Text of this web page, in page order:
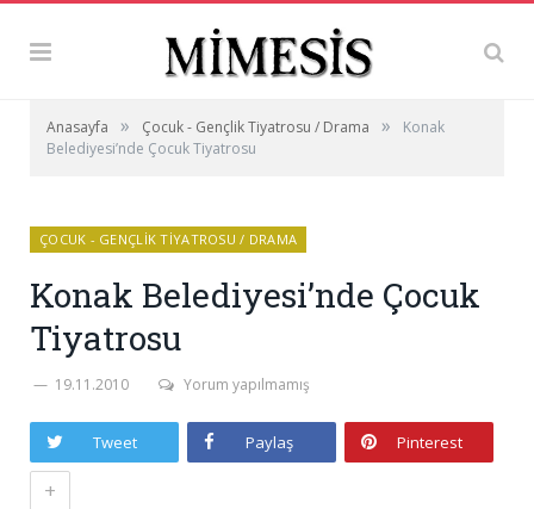
Anasayfa » Çocuk - Gençlik Tiyatrosu / Drama »
Konak
Belediyesi’nde Çocuk Tiyatrosu
ÇOCUK - GENÇLIK TIYATROSU / DRAMA
Konak Belediyesi’nde Çocuk
Tiyatrosu
19.11.2010 Yorum yapılmamış
Tweet Paylaş Pinterest
+